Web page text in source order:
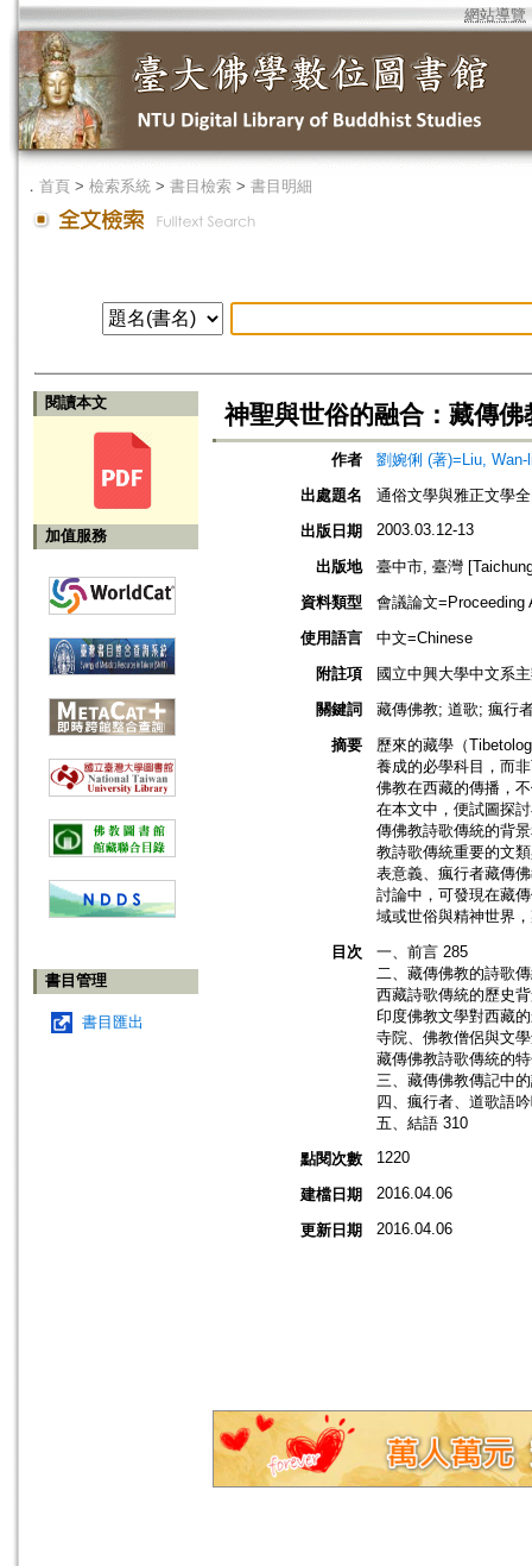
網站導覽
． 首頁 > 檢索系統 > 書目檢索 > 書目明細
閱讀本文
加值服務
書目管理
書目匯出
神聖與世俗的融合：藏傳
作者
劉婉俐 (著)=Liu, Wan-
出處題名
通俗文學與雅正文學
出版日期
2003.03.12-13
出版地
臺中市, 臺灣
資料類型
會議論文=Proceeding
使用語言
中文=Chinese
附註項
國立中興大學中文系
關鍵詞
藏傳佛教; 道歌; 瘋行
摘要
歷來的藏學（
養成的必學科目，而
佛教在西藏的傳播，
在本文中，便試圖探
傳佛教詩歌傳統的背
教詩歌傳統重要的文
表意義、瘋行者藏傳
討論中，可發現在藏
域或世俗與精神世界
目次
一、前言 285
二、藏傳佛教的詩歌
西藏詩歌傳統的歷史
印度佛教文學對西藏
寺院、佛教僧侶與文
藏傳佛教詩歌傳統的
三、藏傳佛教傳記中
四、瘋行者、道歌語
五、結語 310
點閱次數
1220
建檔日期 2016.04.06
更新日期 2016.04.06